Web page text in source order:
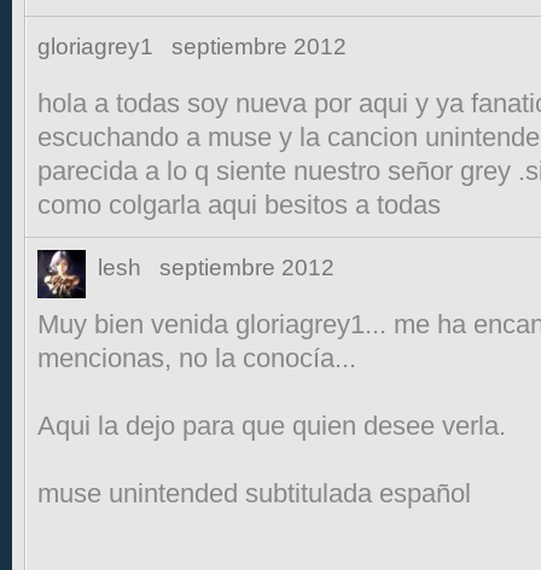
gloriagrey1 septiembre 2012
hola a todas soy nueva por aqui y ya
escuchando a muse y la cancion
parecida a lo q siente nuestro señor grey
como colgarla aqui besitos a todas
lesh septiembre 2012
Muy bien venida gloriagrey1... me ha
mencionas, no la conocía...
Aqui la dejo para que quien desee verla.
muse unintended subtitulada español